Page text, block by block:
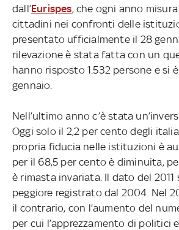
dall’Eurispes, che ogni anno
cittadini nei confronti delle
presentato ufficialmente il 28
rilevazione è stata fatta con un
hanno risposto 1.532 persone e si
gennaio.
Nell’ultimo anno c’è stata
Oggi solo il 2,2 per cento degli
propria fiducia nelle istituzioni è
per il 68,5 per cento è diminuita,
è rimasta invariata. Il dato del 2011
peggiore registrato dal 2004. Nel
il contrario, con l’aumento del
per cui l’apprezzamento di politici